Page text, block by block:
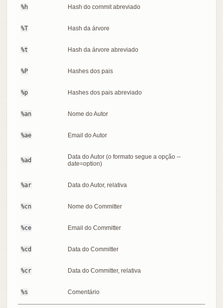
%h Hash do commit abreviado
%T Hash da árvore
%t Hash da árvore abreviado
%P Hashes dos pais
%p Hashes dos pais abreviado
%an Nome do Autor
%ae Email do Autor
%ad
Data do Autor (o formato segue a opção --
date=option)
%ar Data do Autor, relativa
%cn Nome do Committer
%ce Email do Committer
%cd Data do Committer
%cr Data do Committer, relativa
%s Comentário